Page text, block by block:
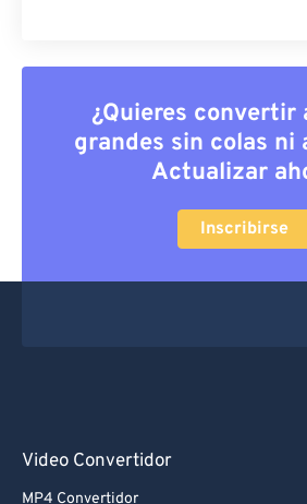
¿Quieres convertir
grandes sin colas ni
Actualizar
Inscribirse
Video Convertidor
MP4 Convertidor